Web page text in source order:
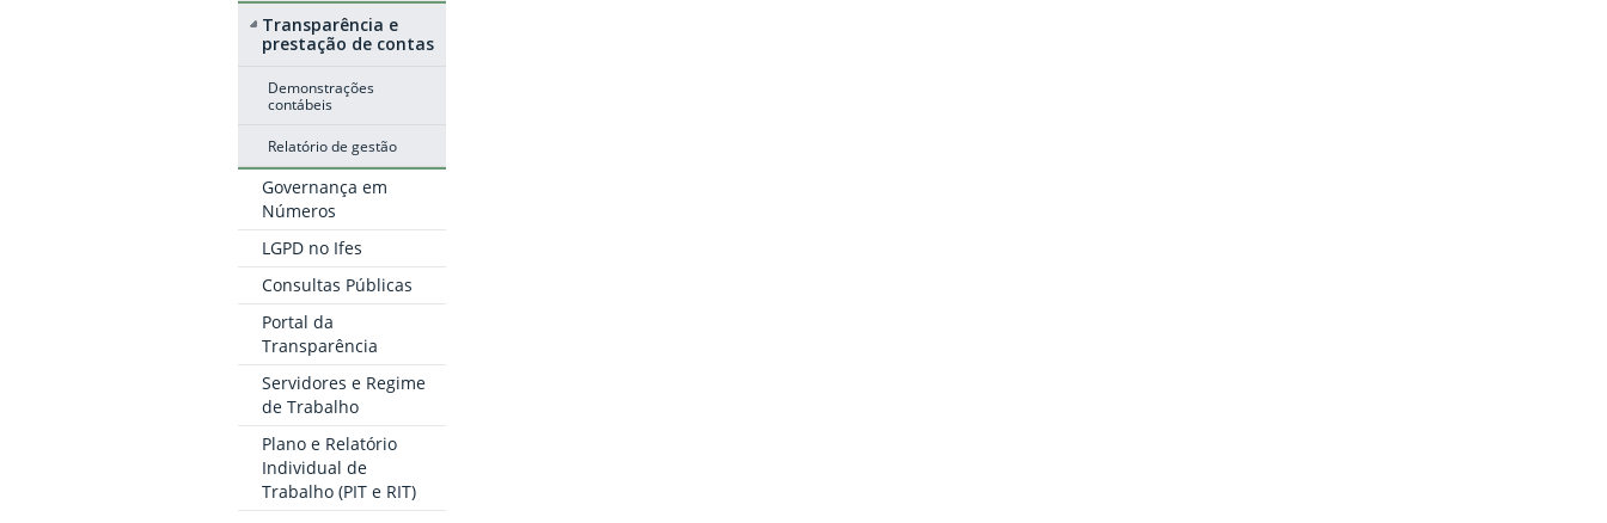
Transparência e
prestação de contas
Demonstrações
contábeis
Relatório de gestão
Governança em
Números
LGPD no Ifes
Consultas Públicas
Portal da
Transparência
Servidores e Regime
de Trabalho
Plano e Relatório
Individual de
Trabalho (PIT e RIT)